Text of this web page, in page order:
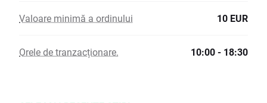
Valoare minimă a ordinului 10 EUR
Orele de tranzacționare. 10:00 - 18:30